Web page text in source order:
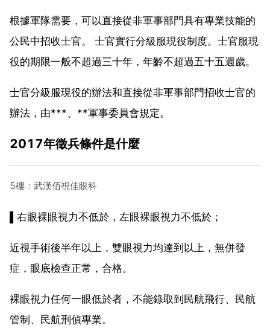
根據軍隊需要，可以直接從非軍事部門具有專業技能的
公民中招收士官。 士官實行分級服現役制度。士官服現
役的期限一般不超過三十年，年齡不超過五十五週歲。
士官分級服現役的辦法和直接從非軍事部門招收士官的
辦法，由***、**軍事委員會規定。
2017年徵兵條件是什麼
5樓：武漢佰視佳眼科
▌右眼裸眼視力不低於，左眼裸眼視力不低於；
近視手術後半年以上，雙眼視力均達到以上，無併發
症，眼底檢查正常，合格。
裸眼視力任何一眼低於者，不能錄取到民航飛行、民航
管制、民航刑偵專業。